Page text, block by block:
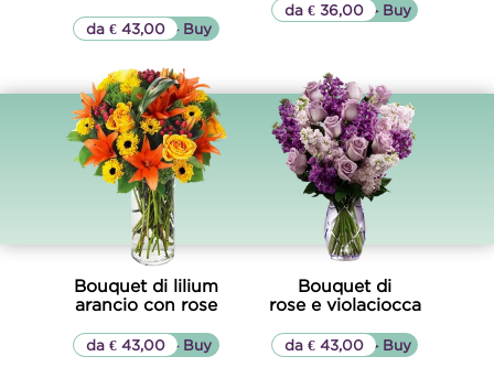
▷▷ Buy
da € 43,00
▷▷ Buy
da € 36,00
Bouquet di lilium
arancio con rose
▷▷ Buy
da € 43,00
Bouquet di
rose e violaciocca
▷▷ Buy
da € 43,00